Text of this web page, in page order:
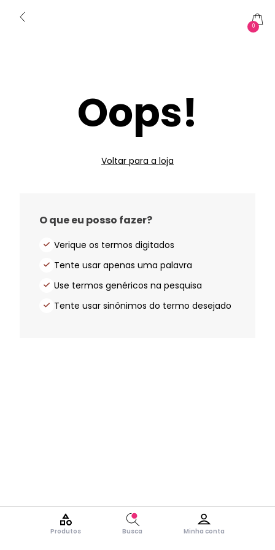
0
Produtos Busca Minha conta
Oops!
Voltar para a loja
O que eu posso fazer?
Verique os termos digitados
Tente usar apenas uma palavra
Use termos genéricos na pesquisa
Tente usar sinônimos do termo desejado